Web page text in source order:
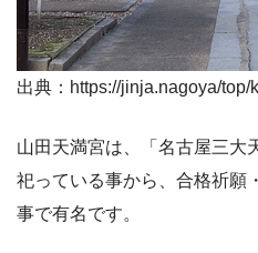
出典：https://jinja.nagoya/
山田天満宮は、「名古屋三大
祀っている事から、合格祈願
事で有名です。